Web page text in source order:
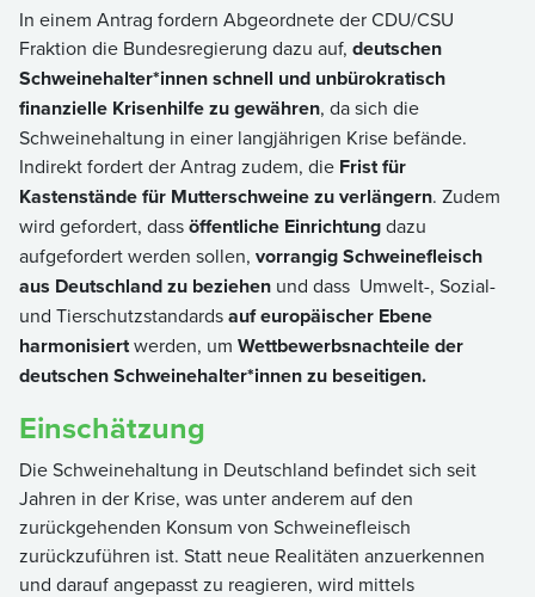
In einem Antrag fordern Abgeordnete der CDU/CSU
Fraktion die Bundesregierung dazu auf, deutschen
Schweinehalter*innen schnell und unbürokratisch
finanzielle Krisenhilfe zu gewähren, da sich die
Schweinehaltung in einer langjährigen Krise befände.
Indirekt fordert der Antrag zudem, die Frist für
Kastenstände für Mutterschweine zu verlängern. Zudem
wird gefordert, dassöffentliche Einrichtungdazu
aufgefordert werden sollen, vorrangig Schweinefleisch
aus Deutschland zu beziehen und dass Umwelt-, Sozial-
und Tierschutzstandardsauf europäischer Ebene
harmonisiertwerden, um Wettbewerbsnachteile der
deutschen Schweinehalter*innen zu beseitigen.
Einschätzung
Die Schweinehaltung in Deutschland befindet sich seit
Jahren in der Krise, was unter anderem auf den
zurückgehenden Konsum von Schweinefleisch
zurückzuführen ist. Statt neue Realitäten anzuerkennen
und darauf angepasst zu reagieren, wird mittels